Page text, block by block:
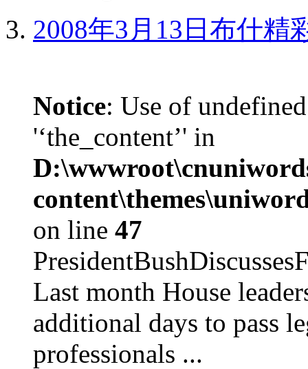
2008年3月13日布什精
Notice: Use of
'‘the_content’' in
on line 47
Last month House
additional days to pass
professionals ...